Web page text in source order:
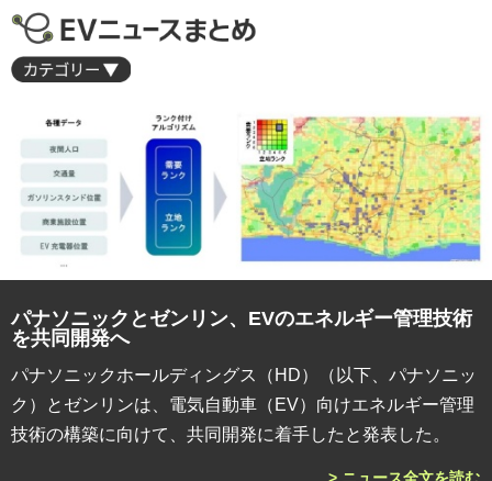
パナソニックとゼンリン、EVのエネルギー管理技術
を共同開発へ
パナソニックホールディングス（HD）（以下、パナソニッ
ク）とゼンリンは、電気自動車（EV）向けエネルギー管理
技術の構築に向けて、共同開発に着手したと発表した。